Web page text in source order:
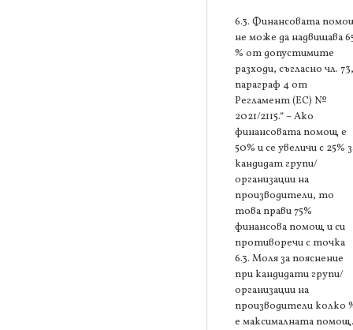
6.3. Финансовата
не може да надвишава
% от допустимите
разходи, съгласно чл. 73,
параграф 4 от
Регламент (ЕС) №
2021/2115.“ – Ако
финансовата помощ е
50% и се увеличи с 25%
кандидат групи/
организации на
производители, то
това прави 75%
финансова помощ и си
противоречи с точка
6.3. Моля за пояснение
при кандидати групи/
организации на
производители колко
е максималната помощ.